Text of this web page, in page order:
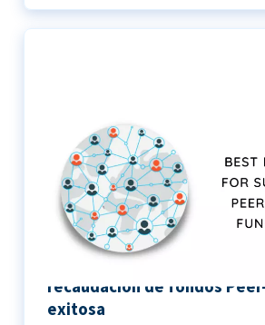
11 Mejores prácticas para una
recaudación de fondos
exitosa